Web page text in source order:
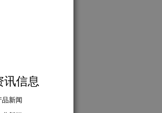
讯信息
品新闻